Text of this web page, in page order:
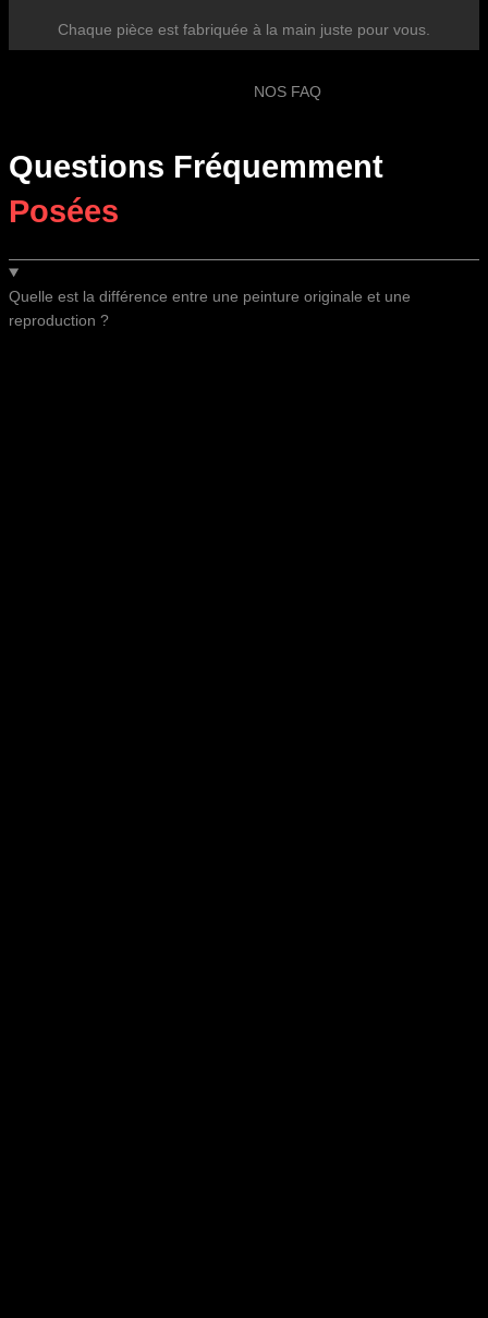
Chaque pièce est fabriquée à la main juste pour vous.
NOS FAQ
Questions Fréquemment
Posées
Quelle est la différence entre une peinture originale et une
reproduction ?